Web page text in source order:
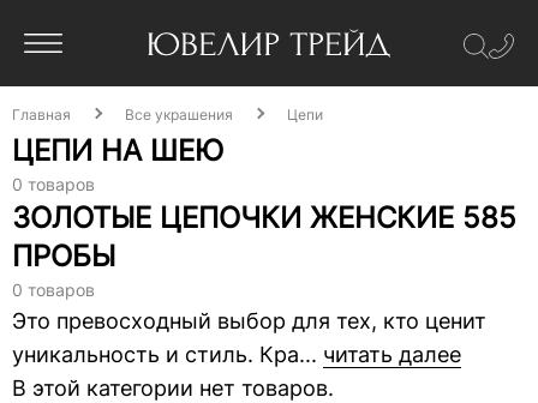
Главная Все украшения Цепи
ЦЕПИ НА ШЕЮ
0 товаров
ЗОЛОТЫЕ ЦЕПОЧКИ ЖЕНСКИЕ 585
ПРОБЫ
0 товаров
Это превосходный выбор для тех, кто ценит
уникальность и стиль. Кра... читать далее
В этой категории нет товаров.